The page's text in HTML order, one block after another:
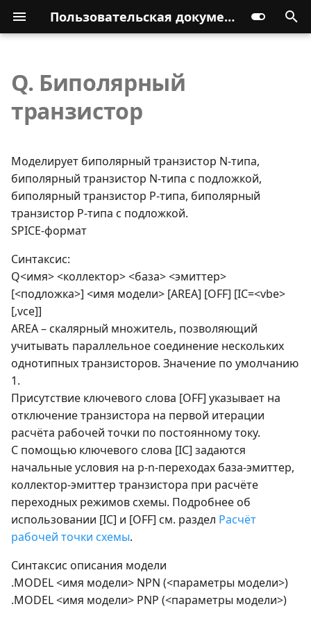
Пользовательская документация
Q. Биполярный
транзистор
Моделирует биполярный транзистор N-типа,
биполярный транзистор N-типа с подложкой,
биполярный транзистор P-типа, биполярный
транзистор P-типа с подложкой.
SPICE-формат
Синтаксис:
Q<имя> <коллектор> <база> <эмиттер>
[<подложка>] <имя модели> [AREA] [OFF] [IC=<vbe>
[,vce]]
AREA – скалярный множитель, позволяющий
учитывать параллельное соединение нескольких
однотипных транзисторов. Значение по умолчанию
1.
Присутствие ключевого слова [OFF] указывает на
отключение транзистора на первой итерации
расчёта рабочей точки по постоянному току.
С помощью ключевого слова [IC] задаются
начальные условия на p-n-переходах база-эмиттер,
коллектор-эмиттер транзистора при расчёте
переходных режимов схемы. Подробнее об
использовании [IC] и [OFF] см. раздел Расчёт
рабочей точки схемы.
Синтаксис описания модели
.MODEL <имя модели> NPN (<параметры модели>)
.MODEL <имя модели> PNP (<параметры модели>)